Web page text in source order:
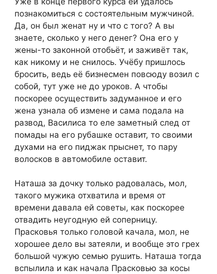
познакомиться с состоятельным мужчиной.
Да, он был женат ну и что с того? А вы
знаете, сколько у него денег? Она его у
жены-то законной отобьёт, и заживёт так,
как никому и не снилось. Учёбу пришлось
бросить, ведь её бизнесмен повсюду возил с
собой, тут уже не до уроков. А чтобы
поскорее осуществить задуманное и его
жена узнала об измене и сама подала на
развод, Василиса то еле заметный след от
помады на его рубашке оставит, то своими
духами на его пиджак прыснет, то пару
волосков в автомобиле оставит.
Наташа за дочку только радовалась, мол,
такого мужика отхватила и время от
времени давала ей советы, как поскорее
отвадить неугодную ей соперницу.
Прасковья только головой качала, мол, не
хорошее дело вы затеяли, и вообще это грех
большой чужую семью рушить. Наташа тогда
вспылила и как начала Прасковью за косы